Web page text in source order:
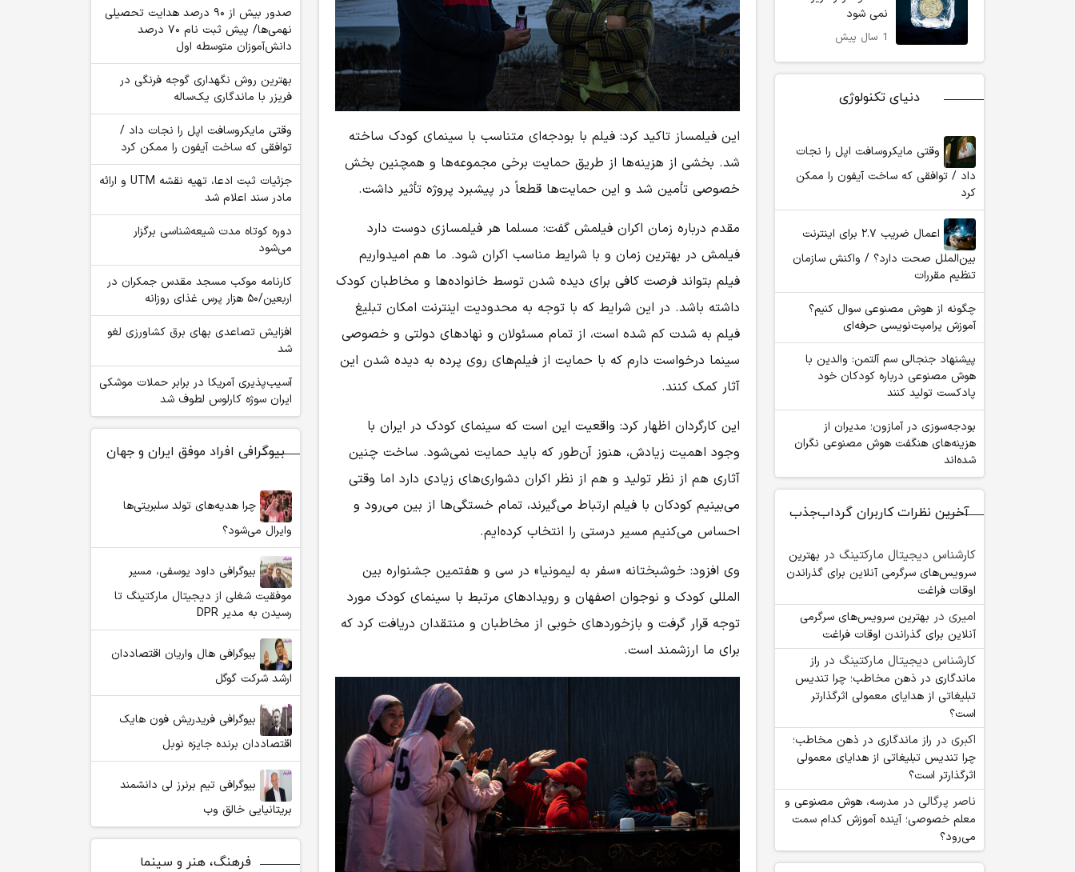
نمی شود
1 سال پیش
دنیای تکنولوژی
وقتی مایکروسافت اپل را نجات
داد / توافقی که ساخت آیفون را ممکن
کرد
اعمال ضریب ۲.۷ برای اینترنت
بین‌الملل صحت دارد؟ / واکنش سازمان
تنظیم مقررات
چگونه از هوش مصنوعی سوال کنیم؟
آموزش پرامپت‌نویسی حرفه‌ای
پیشنهاد جنجالی سم آلتمن: والدین با
هوش مصنوعی درباره کودکان خود
پادکست تولید کنند
بودجه‌سوزی در آمازون؛ مدیران از
هزینه‌های هنگفت هوش مصنوعی نگران
شده‌اند
آخرین نظرات کاربران گرداب‌جذب
کارشناس دیجیتال مارکتینگ در بهترین
سرویس‌های سرگرمی آنلاین برای گذراندن
اوقات فراغت
امیری در بهترین سرویس‌های سرگرمی
آنلاین برای گذراندن اوقات فراغت
کارشناس دیجیتال مارکتینگ در راز
ماندگاری در ذهن مخاطب؛ چرا تندیس
تبلیغاتی از هدایای معمولی اثرگذارتر
است؟
اکبری در راز ماندگاری در ذهن مخاطب؛
چرا تندیس تبلیغاتی از هدایای معمولی
اثرگذارتر است؟
ناصر پرگالی در مدرسه، هوش مصنوعی و
معلم خصوصی؛ آینده آموزش کدام سمت
می‌رود؟
این فیلمساز تاکید کرد: فیلم با بودجه‌ای متناسب با سینمای کودک ساخته
شد. بخشی از هزینه‌ها از طریق حمایت برخی مجموعه‌ها و همچنین بخش
خصوصی تأمین شد و این حمایت‌ها قطعاً در پیشبرد پروژه تأثیر داشت.
مقدم درباره زمان اکران فیلمش گفت: مسلما هر فیلمسازی دوست دارد
فیلمش در بهترین زمان و با شرایط مناسب اکران شود. ما هم امیدواریم
فیلم بتواند فرصت کافی برای دیده شدن توسط خانواده‌ها و مخاطبان کودک
داشته باشد. در این شرایط که با توجه به محدودیت اینترنت امکان تبلیغ
فیلم به شدت کم شده است، از تمام مسئولان و نهادهای دولتی و خصوصی
سینما درخواست دارم که با حمایت از فیلم‌های روی پرده به دیده شدن این
آثار کمک کنند.
این کارگردان اظهار کرد: واقعیت این است که سینمای کودک در ایران با
وجود اهمیت زیادش، هنوز آن‌طور که باید حمایت نمی‌شود. ساخت چنین
آثاری هم از نظر تولید و هم از نظر اکران دشواری‌های زیادی دارد اما وقتی
می‌بینیم کودکان با فیلم ارتباط می‌گیرند، تمام خستگی‌ها از بین می‌رود و
احساس می‌کنیم مسیر درستی را انتخاب کرده‌ایم.
وی افزود: خوشبختانه «سفر به لیمونیا» در سی و هفتمین جشنواره بین
المللی کودک و نوجوان اصفهان و رویدادهای مرتبط با سینمای کودک مورد
توجه قرار گرفت و بازخوردهای خوبی از مخاطبان و منتقدان دریافت کرد که
برای ما ارزشمند است.
صدور بیش از ۹۰ درصد هدایت تحصیلی
نهمی‌ها/ پیش ثبت نام ۷۰ درصد
دانش‌آموزان متوسطه اول
بهترین روش نگهداری گوجه فرنگی در
فریزر با ماندگاری یک‌ساله
وقتی مایکروسافت اپل را نجات داد /
توافقی که ساخت آیفون را ممکن کرد
جزئیات ثبت ادعا، تهیه نقشه UTM و ارائه
مادر سند اعلام شد
دوره کوتاه مدت شیعه‌شناسی برگزار
می‌شود
کارنامه موکب مسجد مقدس جمکران در
اربعین/۵۰ هزار پرس غذای روزانه
افزایش تصاعدی بهای برق کشاورزی لغو
شد
آسیب‌پذیری آمریکا در برابر حملات موشکی
ایران سوژه کارلوس لطوف شد
بیوگرافی افراد موفق ایران و جهان
چرا هدیه‌های تولد سلبریتی‌ها
وایرال می‌شود؟
بیوگرافی داود یوسفی، مسیر
موفقیت شغلی از دیجیتال مارکتینگ تا
رسیدن به مدیر DPR
بیوگرافی هال واریان اقتصاددان
ارشد شرکت گوگل
بیوگرافی فریدریش فون هایک
اقتصاددان برنده جایزه نوبل
بیوگرافی تیم برنرز لی دانشمند
بریتانیایی خالق وب
فرهنگ، هنر و سینما